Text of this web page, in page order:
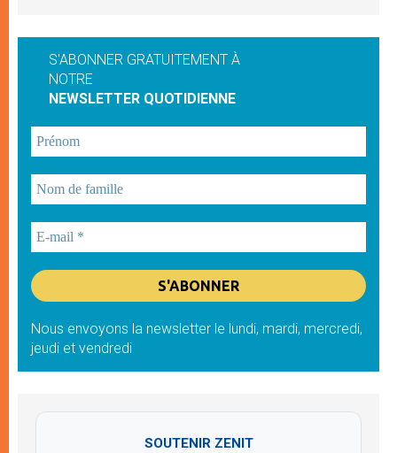
S'ABONNER GRATUITEMENT À
NOTRE
NEWSLETTER QUOTIDIENNE
Nous envoyons la newsletter le lundi, mardi, mercredi,
jeudi et vendredi
SOUTENIR ZENIT